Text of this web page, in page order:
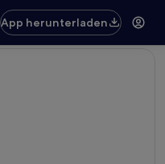
App herunterladen